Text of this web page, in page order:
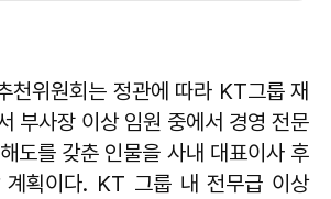
천위원회는 정관에 따라 KT그룹 재
부사장 이상 임원 중에서 경영 전문
도를 갖춘 인물을 사내 대표이사 후
계획이다. KT 그룹 내 전무급 이상